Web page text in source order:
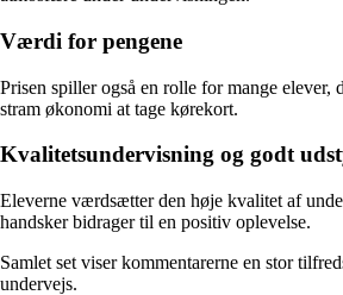
Værdi for pengene
Prisen spiller også en rolle for mange
stram økonomi at tage kørekort.
Kvalitetsundervisning og godt
Eleverne værdsætter den høje kvalitet af
handsker bidrager til en positiv oplevelse.
Samlet set viser kommentarerne en stor
undervejs.